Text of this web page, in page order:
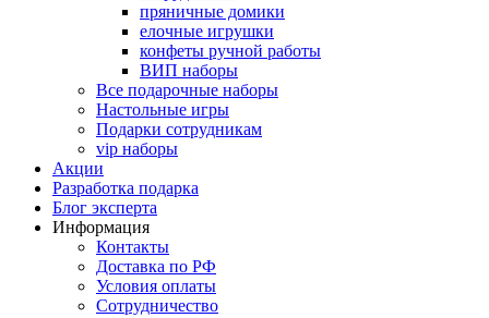
пряничные домики
елочные игрушки
конфеты ручной работы
ВИП наборы
Все подарочные наборы
Настольные игры
Подарки сотрудникам
vip наборы
Акции
Разработка подарка
Блог эксперта
Информация
Контакты
Доставка по РФ
Условия оплаты
Сотрудничество